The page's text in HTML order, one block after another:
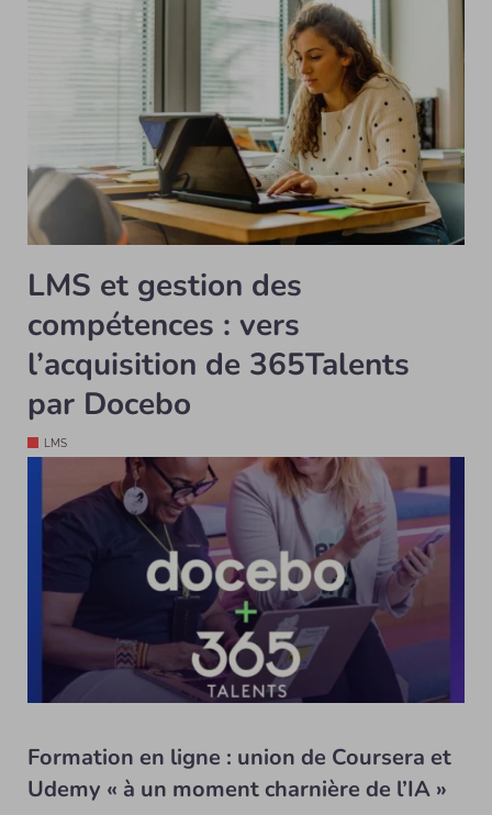
LMS et gestion des
compétences : vers
l’acquisition de 365Talents
par Docebo
LMS
Formation en ligne : union de Coursera et
Udemy « à un moment charnière de l’IA »